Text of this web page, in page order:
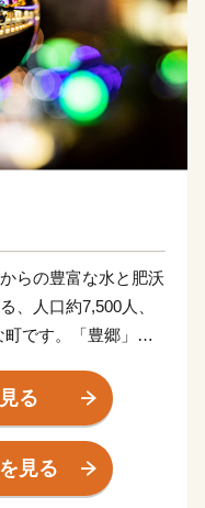
らの豊富な水と肥沃
、人口約7,500人、
です。「豊郷」と
近江商人をはじめ幾
ことや江州音頭の発
町並みの中に歴史と
る
見る